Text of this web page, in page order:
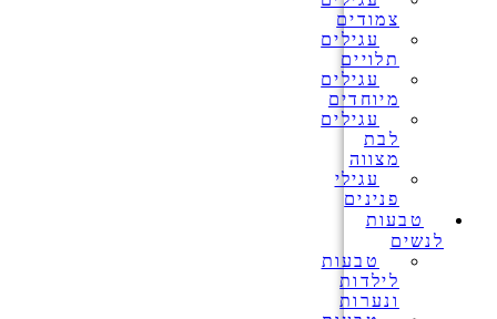
צמודים
עגילים
תלויים
עגילים
מיוחדים
עגילים
לבת
מצווה
עגילי
פנינים
טבעות
לנשים
טבעות
לילדות
ונערות